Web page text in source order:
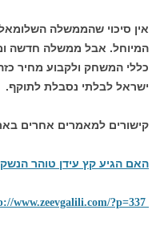
אין סיכוי שהממשלה
המיוחל. אבל ממשלה חדשה
כללי המשחק ולקבוע מחיר
ישראל לבלתי נסבלת לתוקף.
קישורים למאמרים אחרים
האם הגיע קץ עידן טוהר הנשק
www.zeevgalili.com/?p=337